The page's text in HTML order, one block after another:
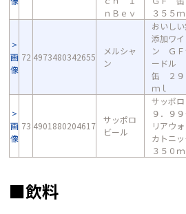
ｎＢｅｖ
３５５ｍ
画
像
72 4973480342655
メルシャ
ン
おいし
添加ワイ
ン ＧＦ
ードル
缶 ２９
ｍｌ
画
像
73 4901880204617
サッポロ
ビール
サッポロ
９．９
リアウォ
カトニ
３５０ｍ
■飲料